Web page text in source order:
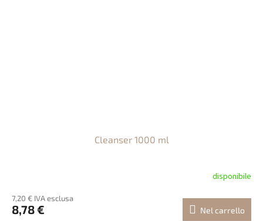
Cleanser 1000 ml
disponibile
7,20 € IVA esclusa
8,78 € Nel carrello